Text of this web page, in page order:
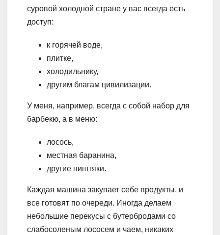
суровой холодной стране у вас всегда есть
доступ:
к горячей воде,
плитке,
холодильнику,
другим благам цивилизации.
У меня, например, всегда с собой набор для
барбекю, а в меню:
лосось,
местная баранина,
другие ништяки.
Каждая машина закупает себе продукты, и
все готовят по очереди. Иногда делаем
небольшие перекусы с бутербродами со
слабосоленым лососем и чаем, никаких